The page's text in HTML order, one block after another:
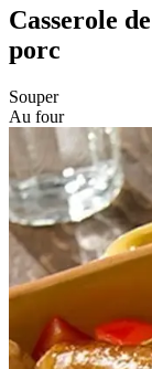
Casserole
porc
Souper
Au four